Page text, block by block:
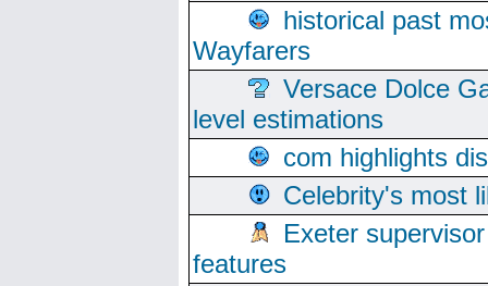
historical past
Wayfarers
Versace Dolce
level estimations
com highlights
Celebrity's most
Exeter
features